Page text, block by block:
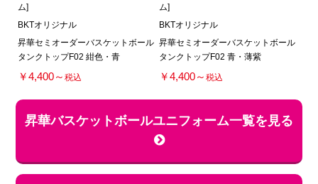
ム]
BKTオリジナル
昇華セミオーダーバスケットボール
タンクトップF02 紺色・青
￥4,400～税込
ム]
BKTオリジナル
昇華セミオーダーバスケットボール
タンクトップF02 青・薄紫
￥4,400～ 税込
昇華バスケットボールユニフォーム一覧を見る